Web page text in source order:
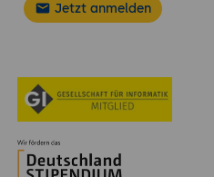
Jetzt anmelden